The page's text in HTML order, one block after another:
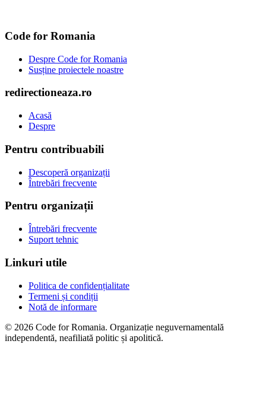
Code for Romania
Despre Code for Romania
Susține proiectele noastre
redirectioneaza.ro
Acasă
Despre
Pentru contribuabili
Descoperă organizații
Întrebări frecvente
Pentru organizații
Întrebări frecvente
Suport tehnic
Linkuri utile
Politica de confidențialitate
Termeni și condiții
Notă de informare
© 2026 Code for Romania. Organizație neguvernamentală
independentă, neafiliată politic și apolitică.